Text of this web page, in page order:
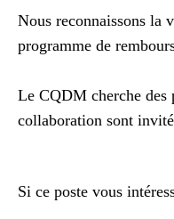
Nous reconnaissons la
programme de
Le CQDM cherche des
collaboration sont
Si ce poste vous